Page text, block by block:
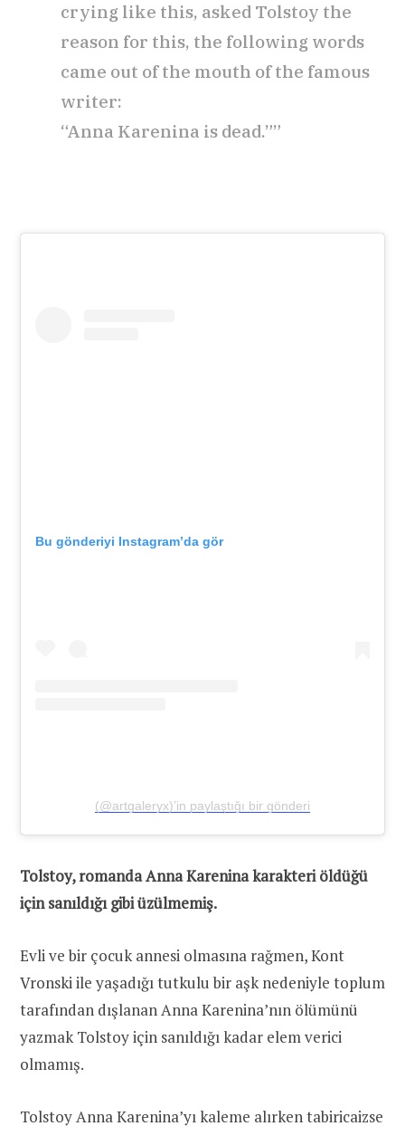
crying like this, asked Tolstoy the
reason for this, the following words
came out of the mouth of the famous
writer:
“Anna Karenina is dead.””
Bu gönderiyi Instagram’da gör
(@artgaleryx)’in paylaştığı bir gönderi
Tolstoy, romanda Anna Karenina karakteri öldüğü
için sanıldığı gibi üzülmemiş.
Evli ve bir çocuk annesi olmasına rağmen, Kont
Vronski ile yaşadığı tutkulu bir aşk nedeniyle toplum
tarafından dışlanan Anna Karenina’nın ölümünü
yazmak Tolstoy için sanıldığı kadar elem verici
olmamış.
Tolstoy Anna Karenina’yı kaleme alırken tabiricaizse